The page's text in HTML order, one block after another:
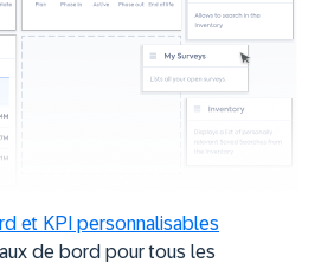
et KPI personnalisables
de bord pour tous les